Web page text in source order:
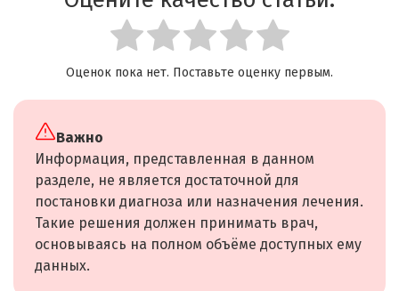
Оценок пока нет. Поставьте оценку первым.
Важно
Информация, представленная в данном
разделе, не является достаточной для
постановки диагноза или назначения лечения.
Такие решения должен принимать врач,
основываясь на полном объёме доступных ему
данных.